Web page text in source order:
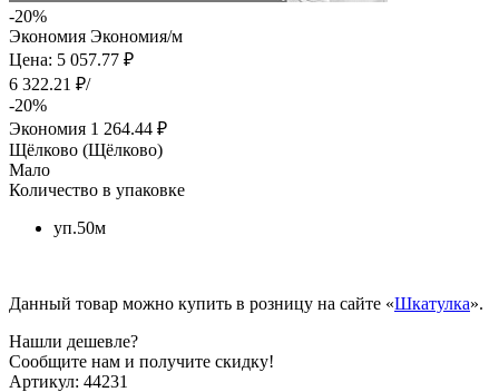
-20%
Экономия Экономия/м
Цена: 5 057.77 ₽
6 322.21 ₽/
-20%
Экономия 1 264.44 ₽
Щёлково (Щёлково)
Мало
Количество в упаковке
уп.50м
Данный товар можно купить в розницу на сайте «Шкатулка».
Нашли дешевле?
Сообщите нам и получите скидку!
Артикул: 44231